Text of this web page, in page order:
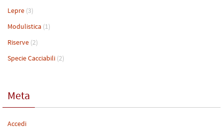
Lepre (3)
Modulistica (1)
Riserve (2)
Specie Cacciabili (2)
Meta
Accedi